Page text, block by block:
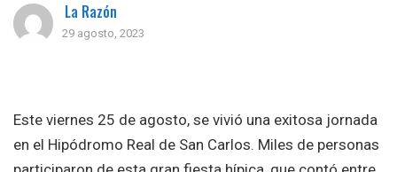
La Razón
29 agosto, 2023
Este viernes 25 de agosto, se vivió una exitosa jornada
en el Hipódromo Real de San Carlos. Miles de personas